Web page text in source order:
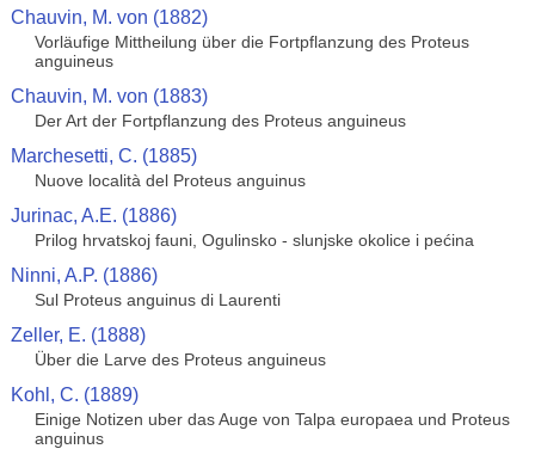
Chauvin, M. von (1882)
Vorläufige Mittheilung über die Fortpflanzung des Proteus
anguineus
Chauvin, M. von (1883)
Der Art der Fortpflanzung des Proteus anguineus
Marchesetti, C. (1885)
Nuove località del Proteus anguinus
Jurinac, A.E. (1886)
Prilog hrvatskoj fauni, Ogulinsko - slunjske okolice i pećina
Ninni, A.P. (1886)
Sul Proteus anguinus di Laurenti
Zeller, E. (1888)
Über die Larve des Proteus anguineus
Kohl, C. (1889)
Einige Notizen uber das Auge von Talpa europaea und Proteus
anguinus